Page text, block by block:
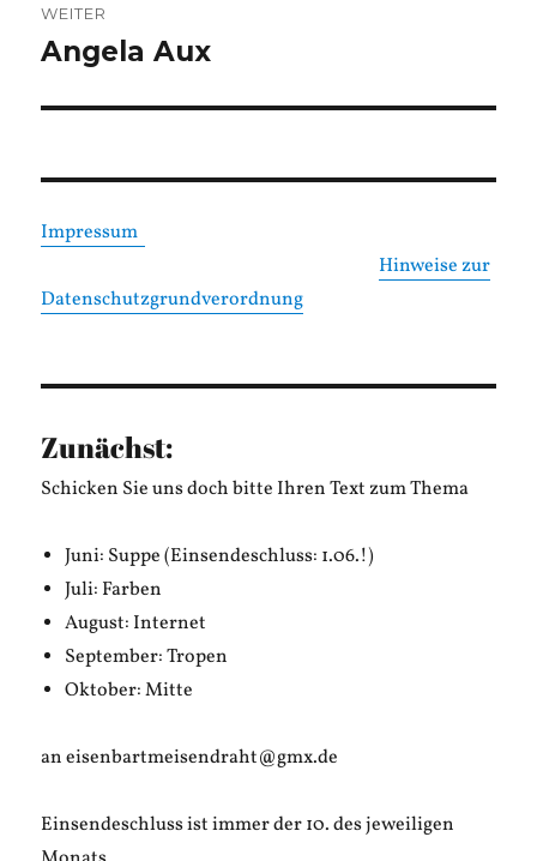
WEITER
Nächster
Angela Aux
Impressum
Hinweise zur
Datenschutzgrundverordnung
Zunächst:
Schicken Sie uns doch bitte Ihren Text zum Thema
Juni: Suppe (Einsendeschluss: 1.06.!)
Juli: Farben
August: Internet
September: Tropen
Oktober: Mitte
an eisenbartmeisendraht@gmx.de
Einsendeschluss ist immer der 10. des jeweiligen